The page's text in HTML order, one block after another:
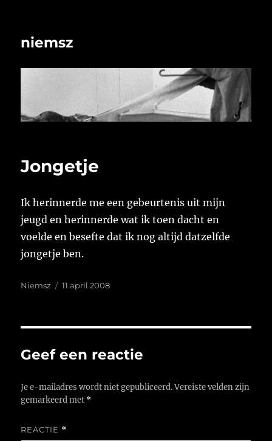
niemsz
Jongetje
Ik herinnerde me een gebeurtenis uit mijn
jeugd en herinnerde wat ik toen dacht en
voelde en besefte dat ik nog altijd datzelfde
jongetje ben.
Auteur
Niemsz
Geplaatst
11 april 2008
Geef een reactie
Je e-mailadres wordt niet gepubliceerd. Vereiste velden zijn
gemarkeerd met *
REACTIE *